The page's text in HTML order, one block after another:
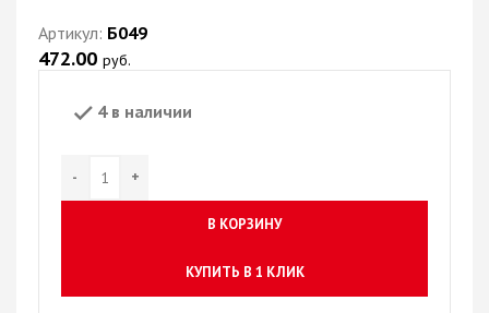
Артикул: Б049
472.00 руб.
4 в наличии
В КОРЗИНУ
КУПИТЬ В 1 КЛИК